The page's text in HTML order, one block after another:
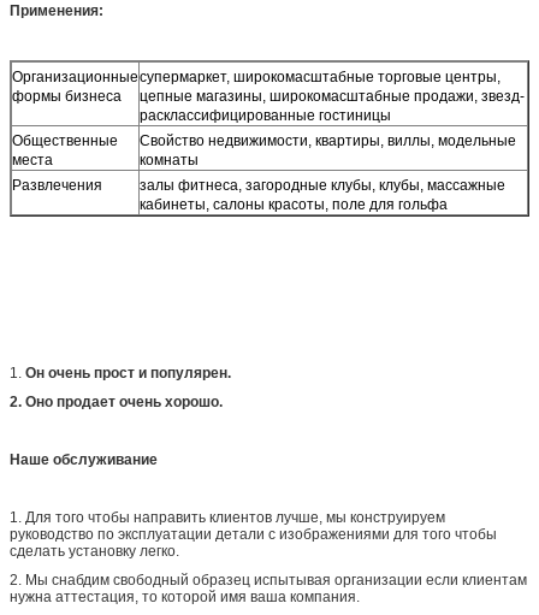
Применения:
Организационные
формы бизнеса
супермаркет, широкомасштабные торговые центры,
цепные магазины, широкомасштабные продажи, звезд-
расклассифицированные гостиницы
Общественные
места
Свойство недвижимости, квартиры, виллы, модельные
комнаты
Развлечения
залы фитнеса, загородные клубы, клубы, массажные
кабинеты, салоны красоты, поле для гольфа
1. Он очень прост и популярен.
2. Оно продает очень хорошо.
Наше обслуживание
1. Для того чтобы направить клиентов лучше, мы конструируем
руководство по эксплуатации детали с изображениями для того чтобы
сделать установку легко.
2. Мы снабдим свободный образец испытывая организации если клиентам
нужна аттестация, то которой имя ваша компания.